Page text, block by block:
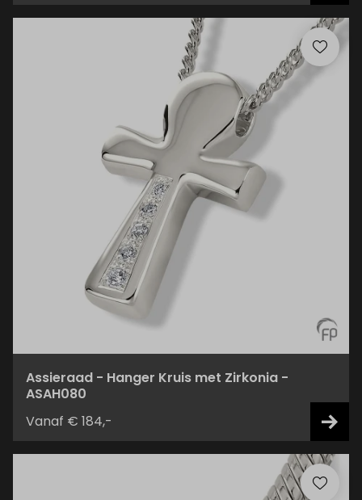
Assieraad - Hanger Kruis met Zirkonia -
ASAH080
Vanaf € 184,-